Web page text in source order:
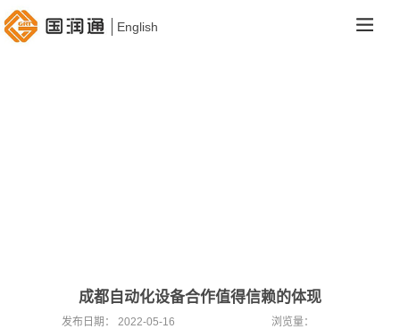
English
成都自动化设备合作值得信赖的体现
发布日期： 2022-05-16 浏览量：